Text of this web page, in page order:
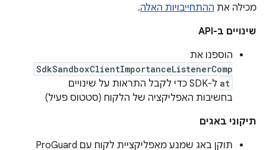
מכילה את ההתחייבויות האלה.
שינויים ב-API
הוספנו את
SdkSandboxClientImportanceListenerComp
at
ל-SDK כדי לקבל התראות על שינויים
בחשיבות האפליקציה של הלקוח (סטטוס פעיל)
תיקוני באגים
תוקן באג שמנע מאפליקציית לקוח עם ProGuard